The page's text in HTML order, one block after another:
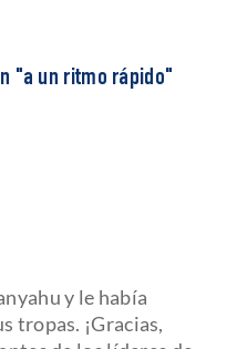
"a un ritmo rápido"
y le había
tropas. ¡Gracias,